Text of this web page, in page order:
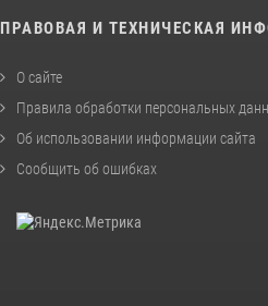
ПРАВОВАЯ И ТЕХНИЧЕСКАЯ
О сайте
Правила обработки персональных
Об использовании информации сайта
Сообщить об ошибках